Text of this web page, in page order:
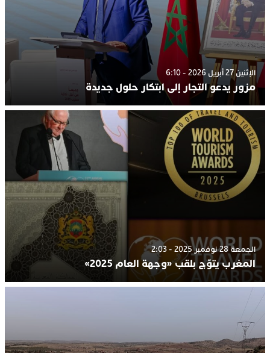
الإثنين 27 أبريل 2026 - 6:10
مزور يدعو التجار إلى ابتكار حلول جديدة
الجمعة 28 نوفمبر 2025 - 2:03
المغرب يتوّج بلقب «وجهة العام 2025»